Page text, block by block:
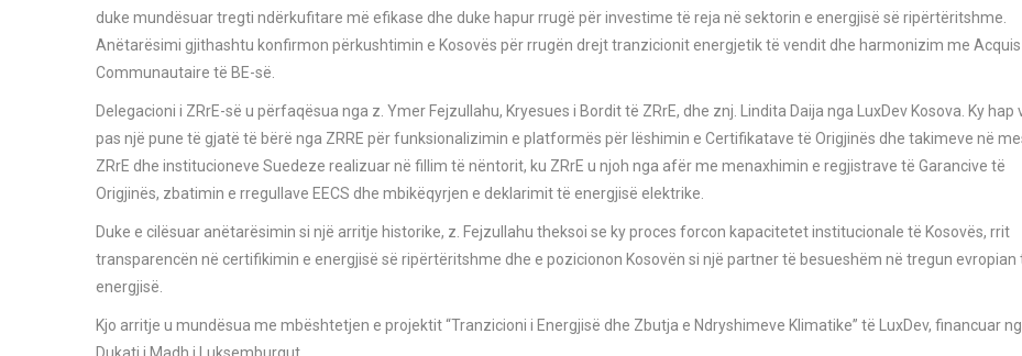
duke mundësuar tregti ndërkufitare më efikase dhe duke hapur rrugë për investime të reja në sektorin e energjisë së ripërtëritshme.
Anëtarësimi gjithashtu konfirmon përkushtimin e Kosovës për rrugën drejt tranzicionit energjetik të vendit dhe harmonizim me Acquis
Communautaire të BE-së.
Delegacioni i ZRrE-së u përfaqësua nga z. Ymer Fejzullahu, Kryesues i Bordit të ZRrE, dhe znj. Lindita Daija nga LuxDev Kosova. Ky hap
pas një pune të gjatë të bërë nga ZRRE për funksionalizimin e platformës për lëshimin e Certifikatave të Origjinës dhe takimeve në
ZRrE dhe institucioneve Suedeze realizuar në fillim të nëntorit, ku ZRrE u njoh nga afër me menaxhimin e regjistrave të Garancive të
Origjinës, zbatimin e rregullave EECS dhe mbikëqyrjen e deklarimit të energjisë elektrike.
Duke e cilësuar anëtarësimin si një arritje historike, z. Fejzullahu theksoi se ky proces forcon kapacitetet institucionale të Kosovës, rrit
transparencën në certifikimin e energjisë së ripërtëritshme dhe e pozicionon Kosovën si një partner të besueshëm në tregun evropian
energjisë.
Kjo arritje u mundësua me mbështetjen e projektit “Tranzicioni i Energjisë dhe Zbutja e Ndryshimeve Klimatike” të LuxDev, financuar
Dukati i Madh i Luksemburgut.